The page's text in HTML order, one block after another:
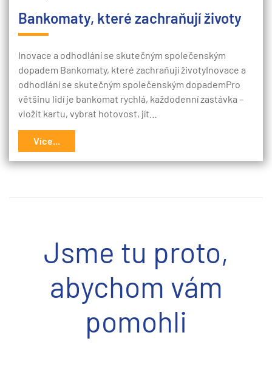
Bankomaty, které zachraňují životy
Inovace a odhodlání se skutečným společenským
dopadem Bankomaty, které zachraňují životyInovace a
odhodlání se skutečným společenským dopademPro
většinu lidí je bankomat rychlá, každodenní zastávka –
vložit kartu, vybrat hotovost, jít…
Více...
Jsme tu proto,
abychom vám
pomohli